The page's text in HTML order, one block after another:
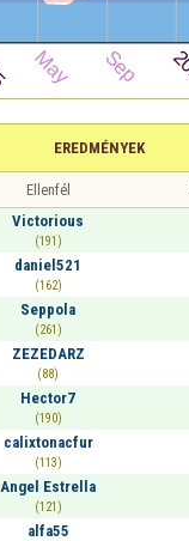
EREDMÉNYEK
Ellenfél
Victorious
(191)
daniel521
(162)
Seppola
(261)
ZEZEDARZ
(88)
Hector7
(190)
calixtonacfur
(113)
Angel Estrella
(121)
alfa55